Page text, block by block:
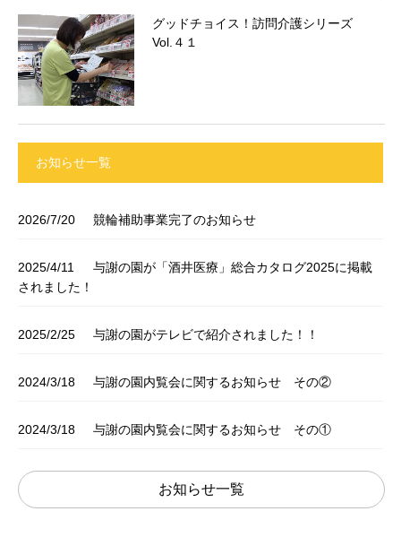
グッドチョイス！訪問介護シリーズ
Vol.４１
お知らせ一覧
2026/7/20 競輪補助事業完了のお知らせ
2025/4/11
与謝の園が「酒井医療」総合カタログ2025に掲載
されました！
2025/2/25 与謝の園がテレビで紹介されました！！
2024/3/18 与謝の園内覧会に関するお知らせ その②
2024/3/18 与謝の園内覧会に関するお知らせ その①
お知らせ一覧